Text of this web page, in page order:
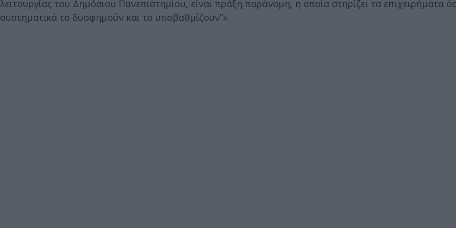
λειτουργίας του Δημόσιου Πανεπιστημίου, είναι πράξη παράνομη, η οποία στηρίζει τα επιχειρήματα
συστηματικά το δυσφημούν και το υποβαθμίζουν”».